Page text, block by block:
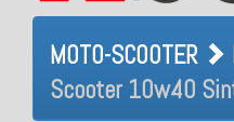
MOTO-
Scooter
MOTO-SCOOTER
Scooter 10w40